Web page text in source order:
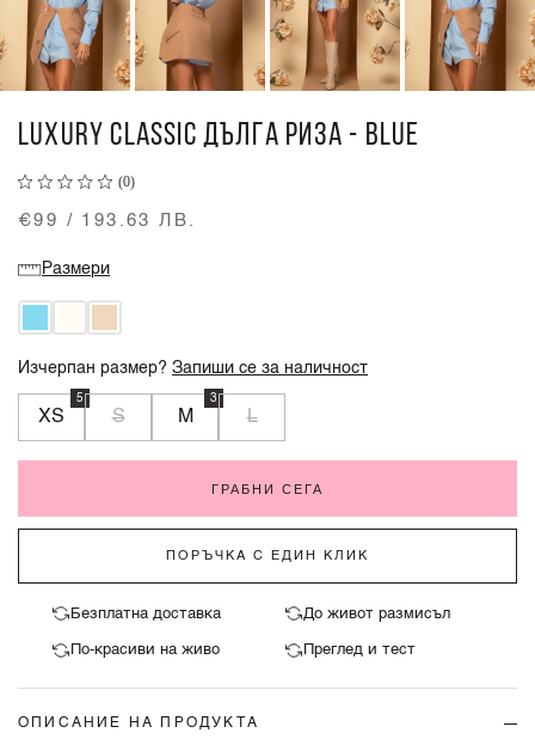
LUXURY CLASSIC ДЪЛГА РИЗА - BLUE
(0)
€99 / 193.63 ЛВ.
Размери
Изчерпан размер?Запиши се за наличност
XS
5
S M
3
L
ГРАБНИ СЕГА
ПОРЪЧКА С ЕДИН КЛИК
Безплатна доставка До живот размисъл
По-красиви на живо Преглед и тест
ОПИСАНИЕ НА ПРОДУКТА